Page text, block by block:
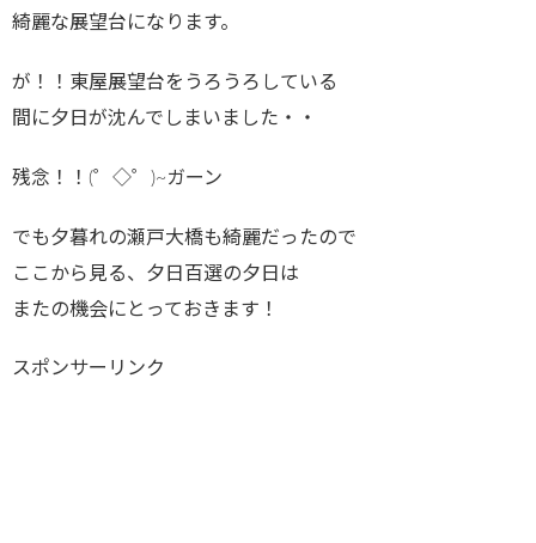
綺麗な展望台になります。
が！！東屋展望台をうろうろしている
間に夕日が沈んでしまいました・・
残念！！(゜◇゜)~ガーン
でも夕暮れの瀬戸大橋も綺麗だったので
ここから見る、夕日百選の夕日は
またの機会にとっておきます！
スポンサーリンク